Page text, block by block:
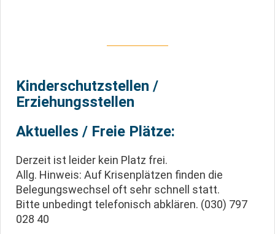
Kinderschutzstellen /
Erziehungsstellen
Aktuelles / Freie Plätze:
Derzeit ist leider kein Platz frei.
Allg. Hinweis: Auf Krisenplätzen finden die
Belegungswechsel oft sehr schnell statt.
Bitte unbedingt telefonisch abklären. (030) 797
028 40